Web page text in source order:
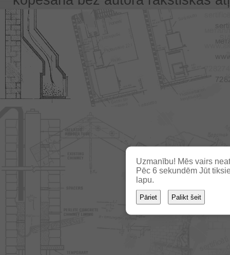
Uzmanību! Mēs vairs
Pēc 5 sekundēm Jūt
lapu.
Pāriet Palikt šeit